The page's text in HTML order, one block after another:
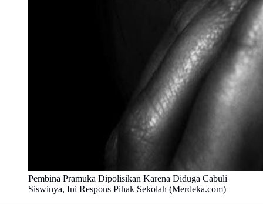
Pembina Pramuka Dipolisikan Karena Diduga Cabuli
Siswinya, Ini Respons Pihak Sekolah (Merdeka.com)